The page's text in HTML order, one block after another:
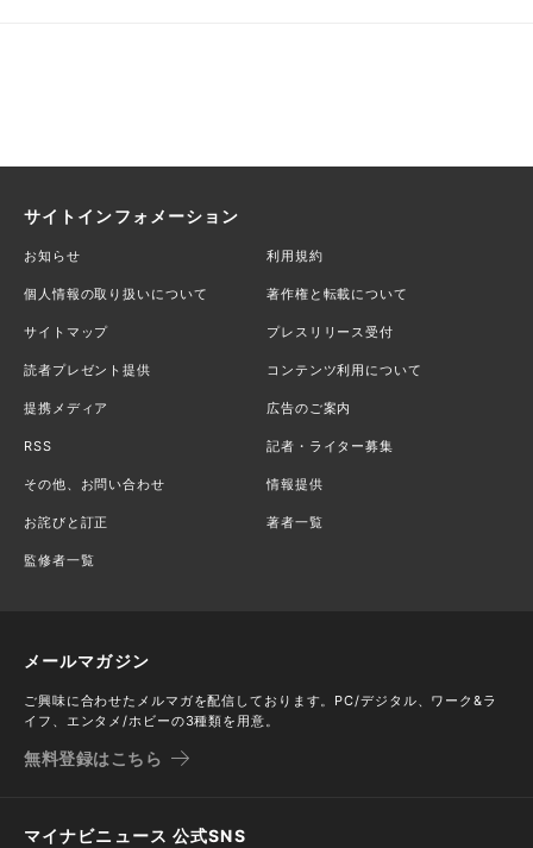
サイトインフォメーション
お知らせ 利用規約
個人情報の取り扱いについて 著作権と転載について
サイトマップ プレスリリース受付
読者プレゼント提供 コンテンツ利用について
提携メディア 広告のご案内
RSS 記者・ライター募集
その他、お問い合わせ 情報提供
お詫びと訂正 著者一覧
監修者一覧
メールマガジン
ご興味に合わせたメルマガを配信しております。PC/デジタル、ワーク&ラ
イフ、エンタメ/ホビーの3種類を用意。
無料登録はこちら
マイナビニュース 公式SNS